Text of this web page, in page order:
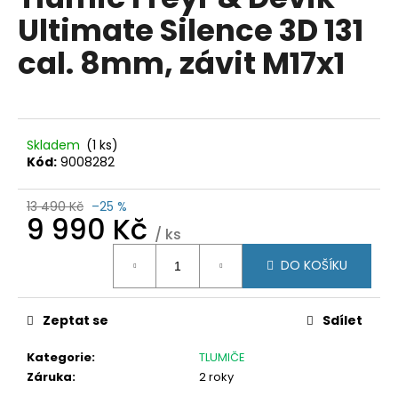
0,0
z
5
hvězdiček.
Ultimate Silence 3D 131
cal. 8mm, závit M17x1
Skladem (1 ks)
Kód: 9008282
13 490 Kč –25 %
9 990 Kč / ks
DO KOŠÍKU
Kategorie:
TLUMIČE
Záruka: 2 roky
Zeptat se Sdílet
a
j
í
?
o
p
u